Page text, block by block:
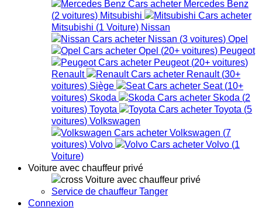
Mercedes Benz
(2 voitures) Mitsubishi
Mitsubishi (1 Voiture) Nissan
Nissan (3 voitures) Opel
Opel (20+ voitures) Peugeot
Peugeot (20+ voitures)
Renault
Renault (30+
voitures) Siège Seat (10+
voitures) Skoda Skoda (2
voitures) Toyota Toyota (5
voitures) Volkswagen
Volkswagen (7
voitures) Volvo Volvo (1
Voiture)
Voiture avec chauffeur privé
Voiture avec chauffeur privé
Service de chauffeur Tanger
Connexion